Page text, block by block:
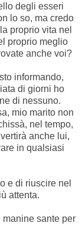
degli esseri
lo so, ma credo
proprio vita nel
proprio meglio
anche voi?
informando,
di giorni ho
di nessuno.
mio marito non
nel tempo,
anche lui,
in qualsiasi
e di riuscire nel
attenta.
manine sante per